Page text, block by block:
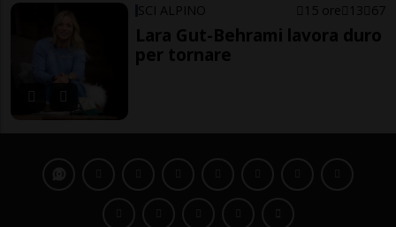
SCI ALPINO 15 ore 13 67
Lara Gut-Behrami lavora duro
per tornare